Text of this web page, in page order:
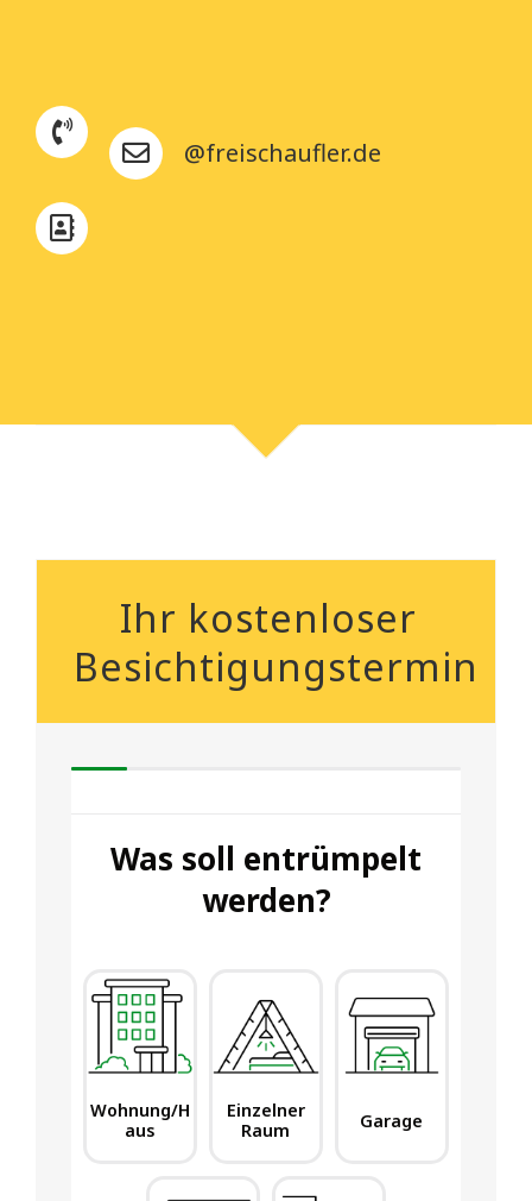
@freischaufler.de
Ihr kostenloser
Besichtigungstermin